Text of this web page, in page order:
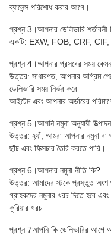
ব্যালেন্স পরিশোধ করার আগে।
প্রশ্ন 3।আপনার ডেলিভারি শর্তাবলী
একটি: EXW, FOB, CRF,
প্রশ্ন 4।আপনার প্রসবের সময়
উত্তর: সাধারণত, আপনার অগ্রিম
ডেলিভারি সময় নির্ভর করে
আইটেম এবং আপনার অর্ডারের
প্রশ্ন 5।আপনি নমুনা অনুযায়ী
উত্তর: হ্যাঁ, আমরা আপনার নমুনা বা
ছাঁচ এবং ফিক্সচার তৈরি করতে পারি।
প্রশ্ন 6।আপনার নমুনা নীতি কি?
উত্তর: আমাদের স্টকে প্রস্তুত অংশ
গ্রাহকদের নমুনার খরচ দিতে হবে এবং
কুরিয়ার খরচ
প্রশ্ন 7আপনি কি ডেলিভারির আগে